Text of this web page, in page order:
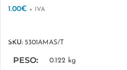
1.00€ + IVA
SKU: 5301AMAS/T
PESO 0.122 kg